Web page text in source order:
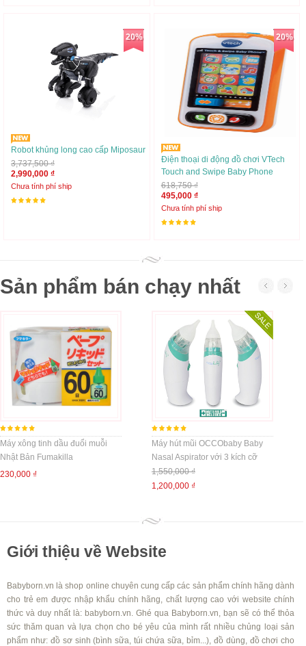
20%
Robot khủng long cao cấp Miposaur
3,737,500 ₫
2,990,000 ₫
Chưa tính phí ship
20%
Điện thoại di động đồ chơi VTech
Touch and Swipe Baby Phone
618,750 ₫
495,000 ₫
Chưa tính phí ship
Sản phẩm bán chạy nhất
Máy xông tinh dầu đuổi muỗi
Nhật Bản Fumakilla
230,000 ₫
Máy hút mũi OCCObaby Baby
Nasal Aspirator với 3 kích cỡ
1,550,000 ₫
1,200,000 ₫
Giới thiệu về Website
Babyborn.vn là shop online chuyên cung cấp các sản phẩm chính hãng dành
cho trẻ em được nhập khẩu chính hãng, chất lượng cao với website chính
thức và duy nhất là: babyborn.vn. Ghé qua Babyborn.vn, bạn sẽ có thể thỏa
sức thăm quan và lựa chọn cho bé yêu của mình rất nhiều chủng loại sản
phẩm như: đồ sơ sinh (bình sữa, túi chứa sữa, bỉm...), đồ dùng, đồ chơi cho